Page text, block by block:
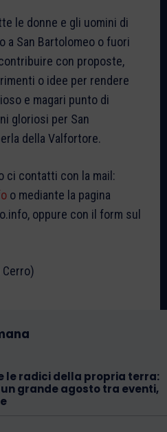
le donne e gli uomini di
a San Bartolomeo o fuori
con proposte,
o idee per rendere
e magari punto di
gloriosi per San
della Valfortore.
ci contatti con la mail:
o mediante la pagina
oppure con il form sul
le radici della propria terra:
grande agosto tra eventi,